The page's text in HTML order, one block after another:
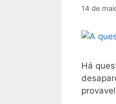
14 de
Há